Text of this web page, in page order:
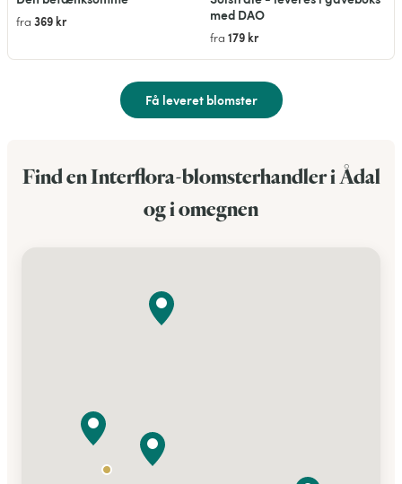
fra 369 kr
med DAO
fra 179 kr
Få leveret blomster
Find en Interflora-blomsterhandler i Ådal
og i omegnen